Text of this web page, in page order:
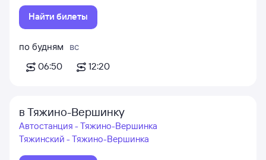
Найти билеты
по будням
06:50
вс
12:20
в Тяжино-Вершинку
Автостанция - Тяжино-Вершинка
Тяжинский - Тяжино-Вершинка